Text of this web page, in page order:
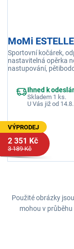
MoMi
Sportovní kočárek,
nastavitelná opěrka
nastupování,
Ihned k
Skladem 1 ks.
U Vás již od 14.8.
VÝPRODEJ
2 351 Kč
3 189 Kč
Použité obrázky
mohou v